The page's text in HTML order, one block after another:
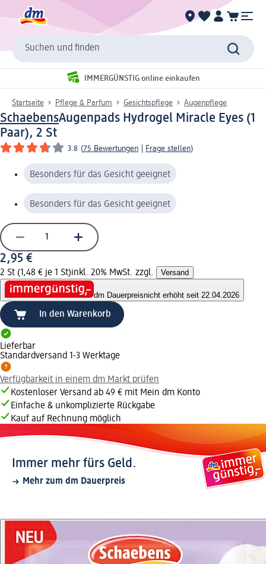
Suchen und finden
IMMERGÜNSTIG online einkaufen
Startseite Pflege & Parfum Gesichtspflege Augenpflege
SchaebensAugenpads Hydrogel Miracle Eyes (1
Paar), 2 St
3.8 (75 Bewertungen Frage stellen)
Besonders für das Gesicht geeignet
Besonders für das Gesicht geeignet
2,95 €
2 St (1,48 € je 1 St)inkl. 20% MwSt. zzgl. Versand
dm Dauerpreisnicht erhöht seit 22.04.2026
In den Warenkorb
Lieferbar
Standardversand 1-3 Werktage
Verfügbarkeit in einem dm Markt prüfen
Kostenloser Versand ab 49 € mit Mein dm Konto
Einfache & unkomplizierte Rückgabe
Kauf auf Rechnung möglich
Immer mehr fürs Geld.
Mehr zum dm Dauerpreis